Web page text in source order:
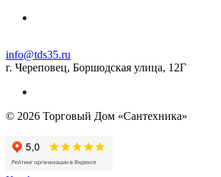
info@tds35.ru
г. Череповец, Боршодская улица, 12Г
© 2026 Торговый Дом «Сантехника»